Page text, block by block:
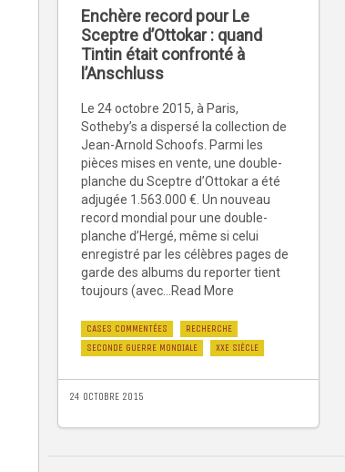
Enchère record pour Le
Sceptre d’Ottokar : quand
Tintin était confronté à
l’Anschluss
Le 24 octobre 2015, à Paris,
Sotheby’s a dispersé la collection de
Jean-Arnold Schoofs. Parmi les
pièces mises en vente, une double-
planche du Sceptre d’Ottokar a été
adjugée 1.563.000 €. Un nouveau
record mondial pour une double-
planche d’Hergé, même si celui
enregistré par les célèbres pages de
garde des albums du reporter tient
toujours (avec...Read More
CASES COMMENTÉES
RECHERCHE
SECONDE GUERRE MONDIALE
XXE SIÈCLE
24 OCTOBRE 2015